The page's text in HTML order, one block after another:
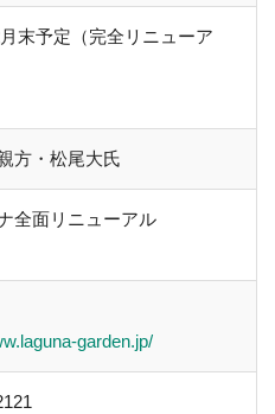
末予定（完全リニューア
方・松尾大氏
全面リニューアル
garden.jp/